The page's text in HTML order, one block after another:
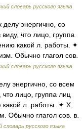
словарь русского языка
делу энергично, со
что лицо, группа
какой л. работы. ✦
Обычно глагол сов.
словарь русского языка
энергично, со всем
лицо, группа лиц
какой л. работы. ✦ Х
Обычно глагол сов. в.
словарь русского языка